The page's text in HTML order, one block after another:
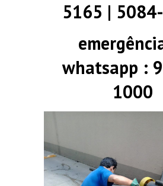
5165 |
whatsapp :
1000